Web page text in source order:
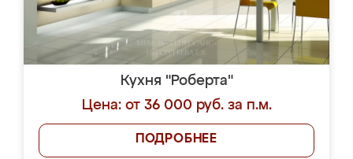
Кухня "Роберта"
Цена: от 36 000 руб. за п.м.
ПОДРОБНЕЕ